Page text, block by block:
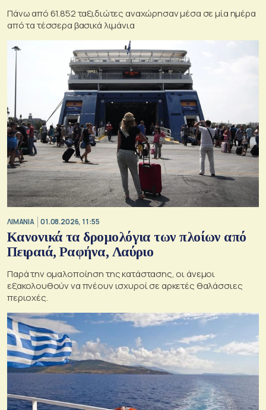
Πάνω από 61.852 ταξιδιώτες αναχώρησαν μέσα σε μία ημέρα
από τα τέσσερα βασικά λιμάνια
ΛΙΜΑΝΙΑ 01.08.2026, 11:55
Κανονικά τα δρομολόγια των πλοίων από
Πειραιά, Ραφήνα, Λαύριο
Παρά την ομαλοποίηση της κατάστασης, οι άνεμοι
εξακολουθούν να πνέουν ισχυροί σε αρκετές θαλάσσιες
περιοχές.